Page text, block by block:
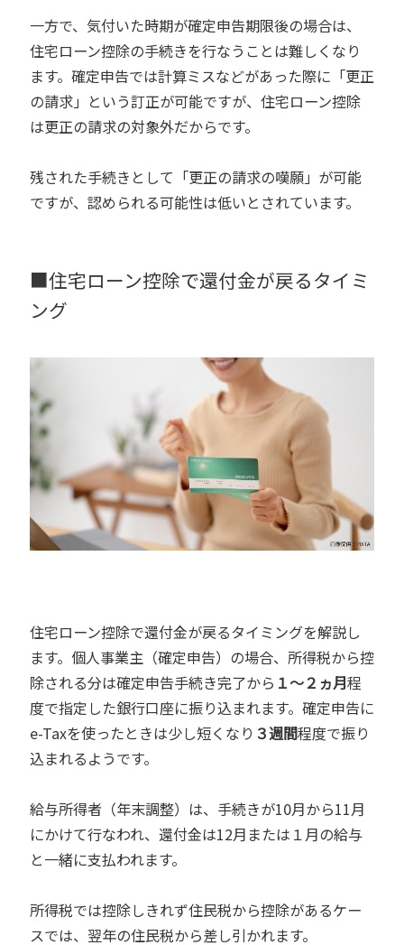
一方で、気付いた時期が確定申告期限後の場合は、
住宅ローン控除の手続きを行なうことは難しくなり
ます。確定申告では計算ミスなどがあった際に「更正
の請求」という訂正が可能ですが、住宅ローン控除
は更正の請求の対象外だからです。
残された手続きとして「更正の請求の嘆願」が可能
ですが、認められる可能性は低いとされています。
■住宅ローン控除で還付金が戻るタイミ
ング
住宅ローン控除で還付金が戻るタイミングを解説し
ます。個人事業主（確定申告）の場合、所得税から控
除される分は確定申告手続き完了から １～２ヵ月程
度で指定した銀行口座に振り込まれます。確定申告に
e-Taxを使ったときは少し短くなり ３週間程度で振り
込まれるようです。
給与所得者（年末調整）は、手続きが10月から11月
にかけて行なわれ、還付金は12月または１月の給与
と一緒に支払われます。
所得税では控除しきれず住民税から控除があるケー
スでは、翌年の住民税から差し引かれます。